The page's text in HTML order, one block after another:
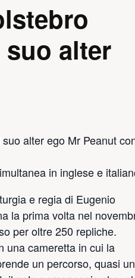
alter
alter ego Mr Peanut
in inglese e
e regia di Eugenio
la prima volta nel
per oltre 250 repliche.
una cameretta in cui la
un percorso, quasi un